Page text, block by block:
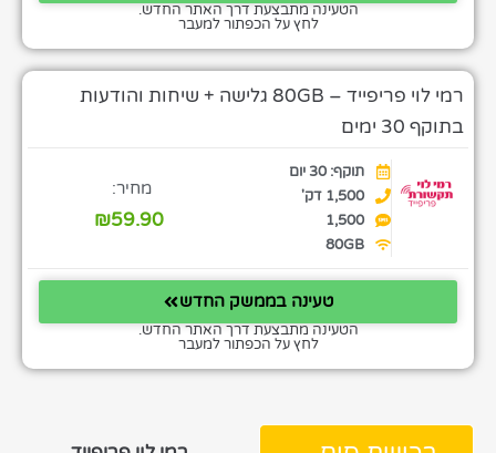
הטעינה מתבצעת דרך האתר החדש.
לחץ על הכפתור למעבר
רמי לוי פריפייד – 80GB גלישה + שיחות והודעות
בתוקף 30 ימים
תוקף: 30 יום
1,500 דק'
1,500
80GB
מחיר:
₪59.90
טעינה בממשק החדש
הטעינה מתבצעת דרך האתר החדש.
לחץ על הכפתור למעבר